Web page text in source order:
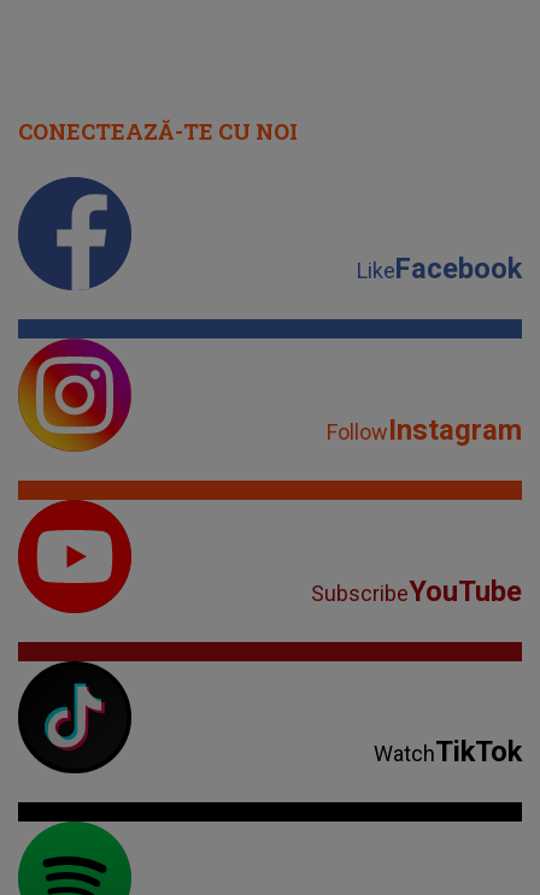
CONECTEAZĂ-TE CU NOI
LikeFacebook
FollowInstagram
SubscribeYouTube
WatchTikTok